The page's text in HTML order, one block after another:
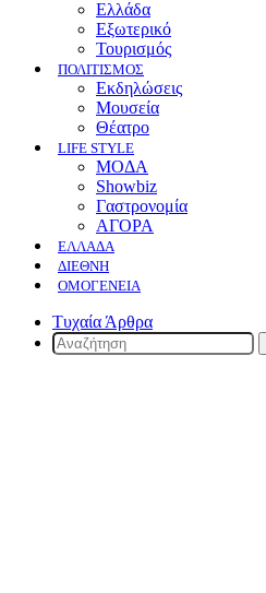
Ελλάδα
Εξωτερικό
Τουρισμός
ΠΟΛΙΤΙΣΜΟΣ
Eκδηλώσεις
Mουσεία
Θέατρο
LIFE STYLE
ΜΟΔΑ
Showbiz
Γαστρονομία
ΑΓΟΡΑ
ΕΛΛΆΔΑ
ΔΙΕΘΝΉ
ΟΜΟΓΈΝΕΙΑ
Τυχαία Άρθρα